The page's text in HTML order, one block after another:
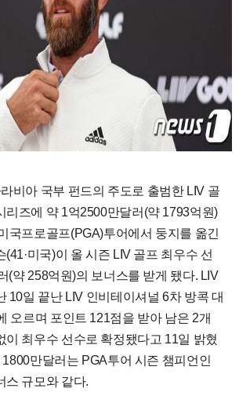
비아 국부 펀드의 주도로 출범한 LIV 골
리즈에 약 1억2500만달러(약 1793억원)
국프로골프(PGA)투어에서 둥지를 옮긴
(41·미국)이 올 시즌 LIV 골프 최우수 선
(약 258억원)의 보너스를 받게 됐다. LIV
10일 끝난 LIV 인비테이셔널 6차 방콕 대
오르며 포인트 121점을 받아 남은 2개
이 최우수 선수로 확정됐다고 11일 밝혔
만달러는 PGA투어 시즌 챔피언인
스 규모와 같다.